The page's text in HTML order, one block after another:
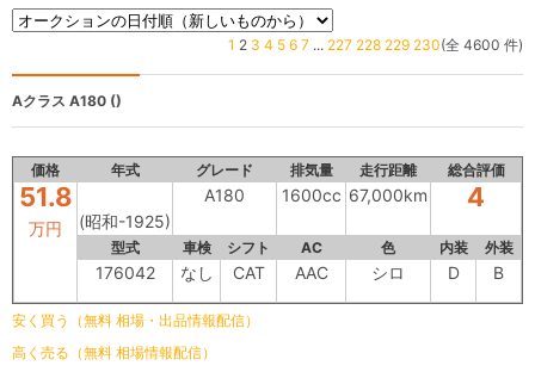
1 2 3 4 5 6 7 ... 227 228 229 230(全 4600 件)
Aクラス A180 ()
価格 年式 グレード 排気量 走行距離 総合評価
51.8
万円 (昭和-1925)
A180 1600cc 67,000km 4
型式 車検 シフト AC 色 内装 外装
176042 なし CAT AAC シロ D B
安く買う（無料 相場・出品情報配信）
高く売る（無料 相場情報配信）